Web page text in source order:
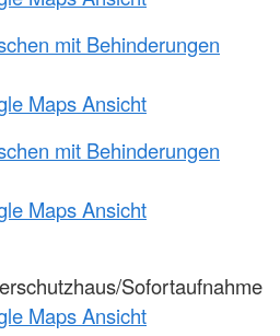
mit Behinderungen
Maps Ansicht
mit Behinderungen
Maps Ansicht
Sofortaufnahme
Maps Ansicht